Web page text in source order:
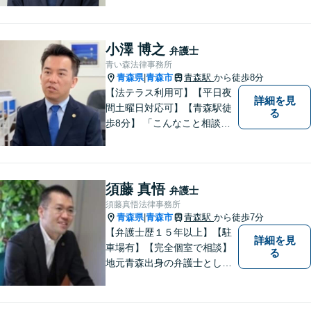
応いたします。
小澤 博之 弁護士
青い森法律事務所
青森県|青森市 青森駅 から徒歩8分
【法テラス利用可】【平日夜
間土曜日対応可】【青森駅徒
歩8分】 「こんなこと相談し
い。 皆様が抱えている問題に
真摯に向き合い、ともに解決
いたします。
詳細を見
る
須藤 真悟 弁護士
須藤真悟法律事務所
青森県|青森市 青森駅 から徒歩7分
【弁護士歴１５年以上】【駐
車場有】【完全個室で相談】
地元青森出身の弁護士とし
詳細を見
る